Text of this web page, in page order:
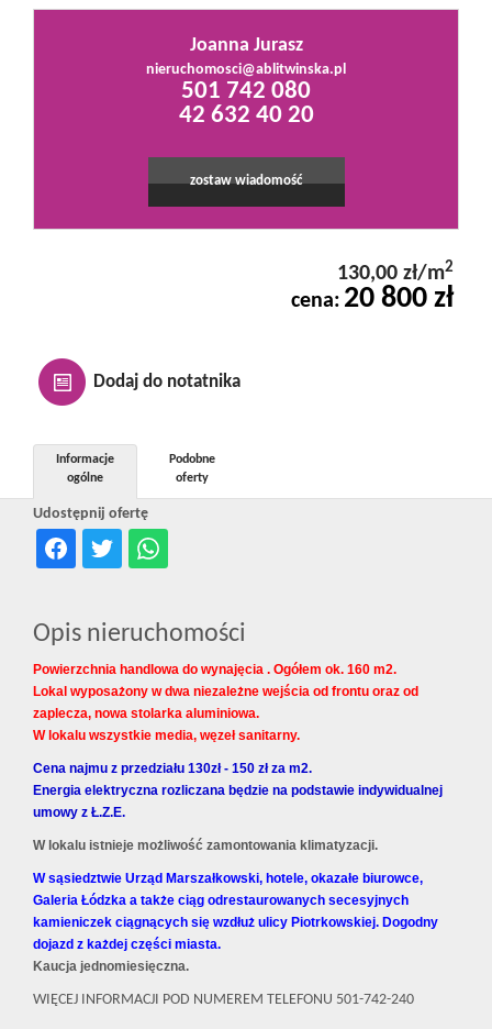
Notatnik
Joanna Jurasz
nieruchomosci@ablitwinska.pl
501 742 080
42 632 40 20
zostaw wiadomość
130,00 zł/m2
cena: 20 800 zł
Dodaj do notatnika
Udostępnij ofertę
Informacje
ogólne
Podobne
oferty
Opis nieruchomości
Powierzchnia handlowa do wynajęcia . Ogółem ok. 160 m2.
Lokal wyposażony w dwa niezależne wejścia od frontu oraz od
zaplecza, nowa stolarka aluminiowa.
W lokalu wszystkie media, węzeł sanitarny.
Cena najmu z przedziału 130zł - 150 zł za m2.
Energia elektryczna rozliczana będzie na podstawie indywidualnej
umowy z Ł.Z.E.
W lokalu istnieje możliwość zamontowania klimatyzacji.
W sąsiedztwie Urząd Marszałkowski, hotele, okazałe biurowce,
Galeria Łódzka a także ciąg odrestaurowanych secesyjnych
kamieniczek ciągnących się wzdłuż ulicy Piotrkowskiej. Dogodny
dojazd z każdej części miasta.
Kaucja jednomiesięczna.
WIĘCEJ INFORMACJI POD NUMEREM TELEFONU 501-742-240